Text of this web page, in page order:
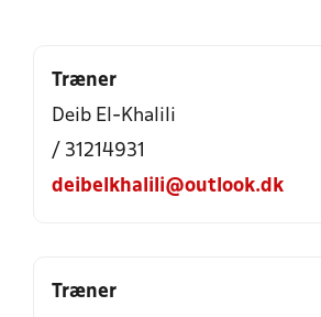
Træner
Deib El-Khalili
/ 31214931
deibelkhalili@outlook.dk
Træner